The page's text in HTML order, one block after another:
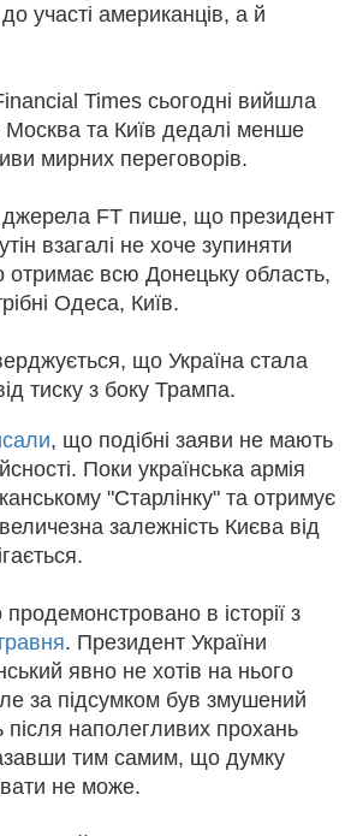
участі американців, а й
Times сьогодні вийшла
та Київ дедалі менше
мирних переговорів.
FT пише, що президент
взагалі не хоче зупиняти
отримає всю Донецьку область,
Одеса, Київ.
що Україна стала
тиску з боку Трампа.
, що подібні заяви не мають
Поки українська армія
"Старлінку" та отримує
залежність Києва від
в історії з
. Президент України
явно не хотів на нього
за підсумком був змушений
після наполегливих прохань
тим самим, що думку
не може.